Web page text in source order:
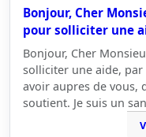
Bonjour, Cher
pour solliciter une
Bonjour, Cher
solliciter une aide,
avoir aupres de vous,
soutient. Je suis un